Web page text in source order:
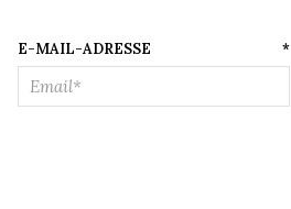
E-MAIL-ADRESSE*